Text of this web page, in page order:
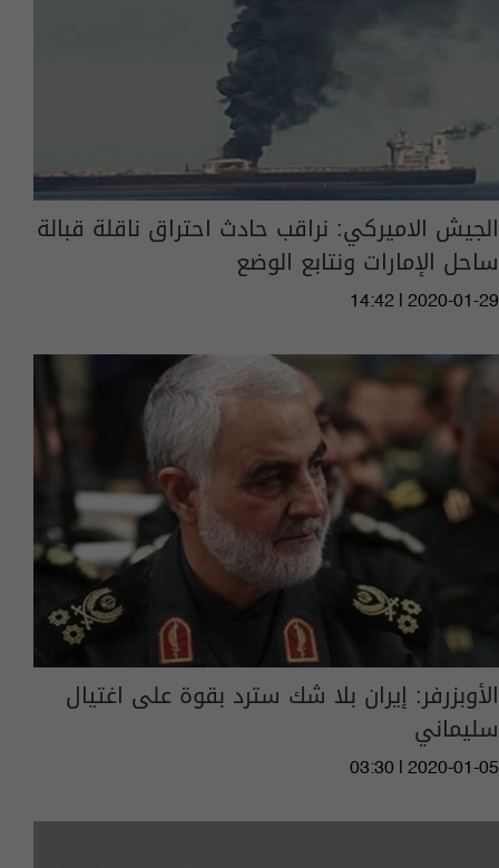
الجيش الاميركي: نراقب حادث احتراق ناقلة قبالة
ساحل الإمارات ونتابع الوضع
14:42 | 2020-01-29
الأوبزرفر: إيران بلا شك سترد بقوة على اغتيال
سليماني
03:30 | 2020-01-05